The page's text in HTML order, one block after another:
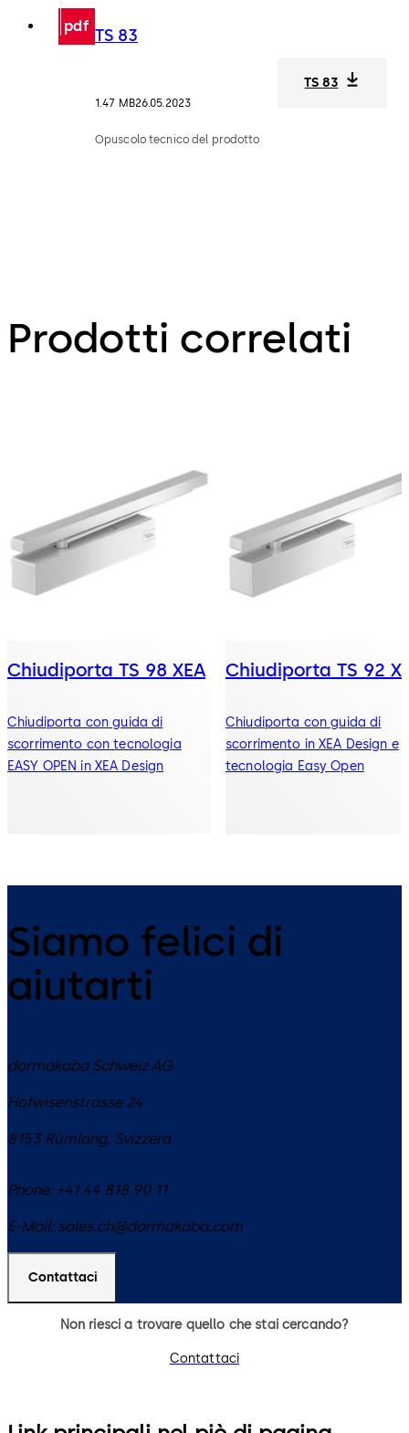
pdf TS 83
1.47 MB26.05.2023
Opuscolo tecnico del prodotto
TS 83
Prodotti correlati
Chiudiporta TS 98 XEA
Chiudiporta con guida di
scorrimento con tecnologia
EASY OPEN in XEA Design
Chiudiporta TS 92
Chiudiporta con guida di
scorrimento in XEA Design e
tecnologia Easy Open
Siamo felici di
aiutarti
dormakaba Schweiz AG
Hofwisenstrasse 24
8153 Rümlang, Svizzera
Phone: +41 44 818 90 11
E-Mail: sales.ch@dormakaba.com
Contattaci
Non riesci a trovare quello che stai cercando?
Contattaci